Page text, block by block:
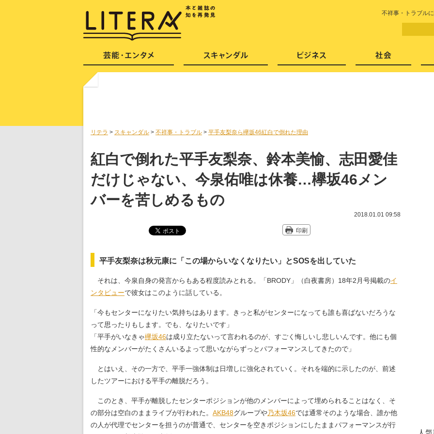
不祥事・トラブル
リテラ > スキャンダル > 不祥事・トラブル > 平手友梨奈ら欅坂46紅白で倒れた理由
紅白で倒れた平手友梨奈、鈴本美愉、志田愛佳
だけじゃない、今泉佑唯は休養…欅坂46メン
バーを苦しめるもの
2018.01.01 09:58
印刷
平手友梨奈は秋元康に「この場からいなくなりたい」とSOSを出していた
それは、今泉自身の発言からもある程度読みとれる。「BRODY」（白夜書房）18年2月号掲載のイ
ンタビューで彼女はこのように話している。
「今もセンターになりたい気持ちはあります。きっと私がセンターになっても誰も喜ばないだろうな
って思ったりもします。でも、なりたいです」
「平手がいなきゃ欅坂46は成り立たないって言われるのが、すごく悔しいし悲しいんです。他にも個
性的なメンバーがたくさんいるよって思いながらずっとパフォーマンスしてきたので」
とはいえ、その一方で、平手一強体制は日増しに強化されていく。それを端的に示したのが、前述
したツアーにおける平手の離脱だろう。
このとき、平手が離脱したセンターポジションが他のメンバーによって埋められることはなく、そ
の部分は空白のままライブが行われた。 AKB48グループや乃木坂46では通常そのような場合、誰か他
の人が代理でセンターを担うのが普通で、センターを空きポジションにしたままパフォーマンスが行
芸能・エンタメ スキャンダル